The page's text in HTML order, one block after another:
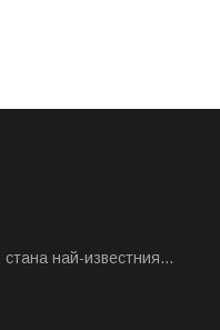
най-известния...